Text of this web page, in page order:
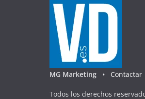
MG Marketing • Contactar
Todos los derechos